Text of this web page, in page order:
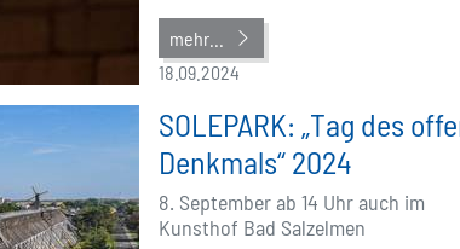
mehr...
18.09.2024
SOLEPARK: „Tag des
Denkmals“ 2024
8. September ab 14 Uhr auch im
Kunsthof Bad Salzelmen